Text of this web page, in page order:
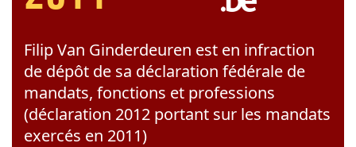
Filip Van Ginderdeuren est en infraction
de dépôt de sa déclaration fédérale de
mandats, fonctions et professions
(déclaration 2012 portant sur les mandats
exercés en 2011)